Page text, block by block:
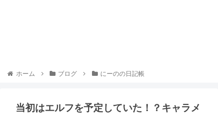
ホーム ブログ にーのの日記帳
当初はエルフを予定していた！？キャラメ